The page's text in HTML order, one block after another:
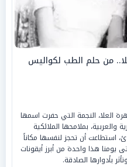
من حلم الطب لكواليس
العلا، النجمة التي حفرت اسمها
بملامحها الملائكية
استطاعت أن تحجز لنفسها مكاناً
يومنا هذا واحدة من أبرز أيقونات
بأدوارها الصادقة.